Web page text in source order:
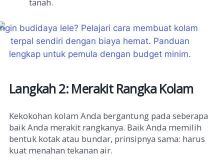
tanah.
Langkah 2: Merakit Rangka Kolam
Kekokohan kolam Anda bergantung pada seberapa
baik Anda merakit rangkanya. Baik Anda memilih
bentuk kotak atau bundar, prinsipnya sama: harus
kuat menahan tekanan air.